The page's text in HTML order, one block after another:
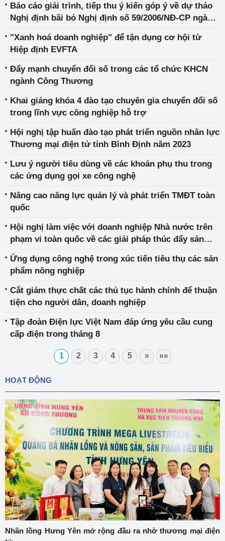
lừa đảo
Báo cáo giải trình, tiếp thu ý kiến góp ý về dự thảo
Nghị định bãi bỏ Nghị định số 59/2006/NĐ-CP ngày
07/5/2009
"Xanh hoá doanh nghiệp" để tận dụng cơ hội từ
Hiệp định EVFTA
Đẩy mạnh chuyển đổi số trong các tổ chức KHCN
ngành Công Thương
Khai giảng khóa 4 đào tạo chuyên gia chuyển đổi số
trong lĩnh vực công nghiệp hỗ trợ
Hội nghị tập huấn đào tạo phát triển nguồn nhân lực
Thương mại điện tử tỉnh Bình Định năm 2023
Lưu ý người tiêu dùng về các khoản phụ thu trong
các ứng dụng gọi xe công nghệ
Nâng cao năng lực quản lý và phát triển TMĐT toàn
quốc
Hội nghị làm việc với doanh nghiệp Nhà nước trên
phạm vi toàn quốc về các giải pháp thúc đẩy sản
xuất kinh doanh và đầu tư phát triển
Ứng dụng công nghệ trong xúc tiến tiêu thụ các sản
phẩm nông nghiệp
Cắt giảm thực chất các thủ tục hành chính để thuận
tiện cho người dân, doanh nghiệp
Tập đoàn Điện lực Việt Nam đáp ứng yêu cầu cung
cấp điện trong tháng 8
1 2 3 4 5 » »»
HOẠT ĐỘNG
Nhãn lồng Hưng Yên mở rộng đầu ra nhờ thương mại điện